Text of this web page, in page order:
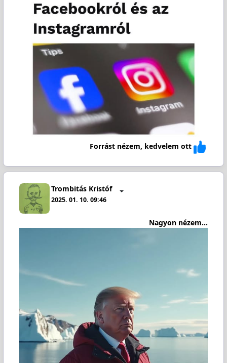
Forrást nézem, kedvelem ott
Trombitás Kristóf
2025. 01. 10. 09:46
Nagyon nézem...